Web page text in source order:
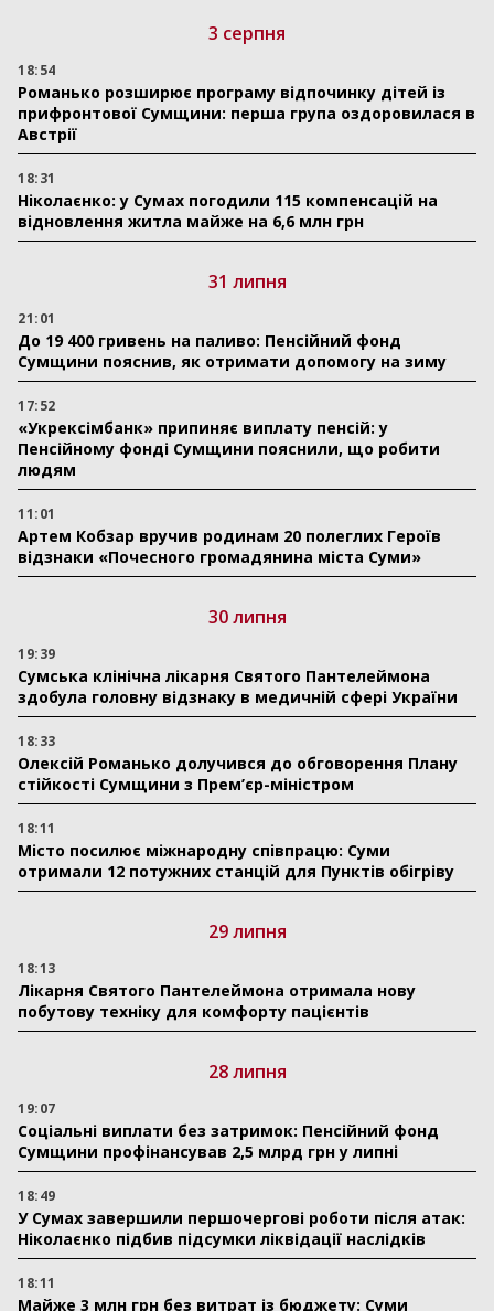
3 серпня
18:54
Романько розширює програму відпочинку дітей із
прифронтової Сумщини: перша група оздоровилася в
Австрії
18:31
Ніколаєнко: у Сумах погодили 115 компенсацій на
відновлення житла майже на 6,6 млн грн
31 липня
21:01
До 19 400 гривень на паливо: Пенсійний фонд
Сумщини пояснив, як отримати допомогу на зиму
17:52
«Укрексімбанк» припиняє виплату пенсій: у
Пенсійному фонді Сумщини пояснили, що робити
людям
11:01
Артем Кобзар вручив родинам 20 полеглих Героїв
відзнаки «Почесного громадянина міста Суми»
30 липня
19:39
Сумська клінічна лікарня Святого Пантелеймона
здобула головну відзнаку в медичній сфері України
18:33
Олексій Романько долучився до обговорення Плану
стійкості Сумщини з Прем’єр-міністром
18:11
Місто посилює міжнародну співпрацю: Суми
отримали 12 потужних станцій для Пунктів обігріву
29 липня
18:13
Лікарня Святого Пантелеймона отримала нову
побутову техніку для комфорту пацієнтів
28 липня
19:07
Соціальні виплати без затримок: Пенсійний фонд
Сумщини профінансував 2,5 млрд грн у липні
18:49
У Сумах завершили першочергові роботи після атак:
Ніколаєнко підбив підсумки ліквідації наслідків
18:11
Майже 3 млн грн без витрат із бюджету: Суми